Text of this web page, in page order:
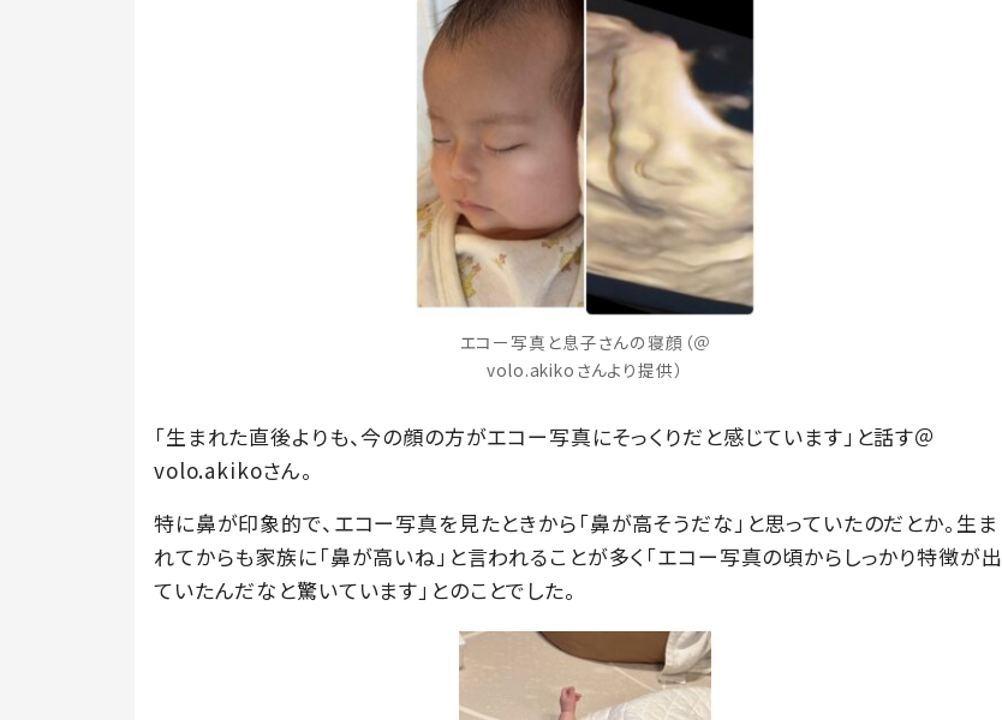
エコー写真と息子さんの寝顔（＠
volo.akikoさんより提供）
「生まれた直後よりも、今の顔の方がエコー写真にそっくりだと感じています」と話す＠
volo.akikoさん。
特に鼻が印象的で、エコー写真を見たときから「鼻が高そうだな」と思っていたのだとか。生ま
れてからも家族に「鼻が高いね」と言われることが多く「エコー写真の頃からしっかり特徴が出
ていたんだなと驚いています」とのことでした。